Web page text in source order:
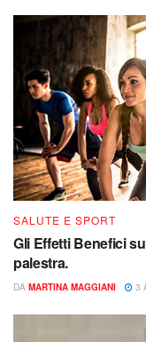
SALUTE E SPORT
Gli Effetti Benefici
palestra.
DA MARTINA MAGGIANI 3